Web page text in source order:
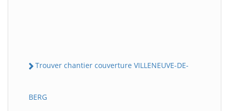
Trouver chantier couverture VILLENEUVE-DE-
BERG